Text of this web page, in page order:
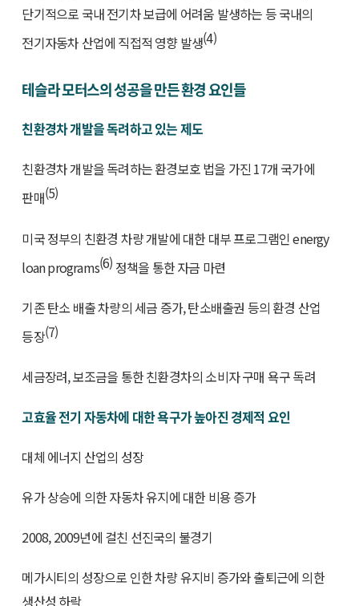
단기적으로 국내 전기차 보급에 어려움 발생하는 등 국내의
전기자동차 산업에 직접적 영향 발생(4)
테슬라 모터스의 성공을 만든 환경 요인들
친환경차 개발을 독려하고 있는 제도
친환경차 개발을 독려하는 환경보호 법을 가진 17개 국가에
판매(5)
미국 정부의 친환경 차량 개발에 대한 대부 프로그램인 energy
loan programs(6) 정책을 통한 자금 마련
기존 탄소 배출 차량의 세금 증가, 탄소배출권 등의 환경 산업
등장(7)
세금장려, 보조금을 통한 친환경차의 소비자 구매 욕구 독려
고효율 전기 자동차에 대한 욕구가 높아진 경제적 요인
대체 에너지 산업의 성장
유가 상승에 의한 자동차 유지에 대한 비용 증가
2008, 2009년에 걸친 선진국의 불경기
메가시티의 성장으로 인한 차량 유지비 증가와 출퇴근에 의한
생산성 하락